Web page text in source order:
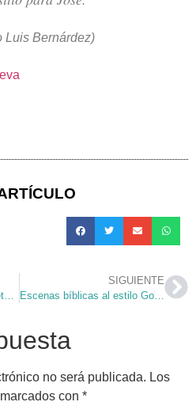
Luis Bernárdez)
¿Recuerdas… la segunda etapa de la revista Catacumbas?
SIGUIENTE
Escenas bíblicas al estilo Google-Earth
no será publicada. Los
con *